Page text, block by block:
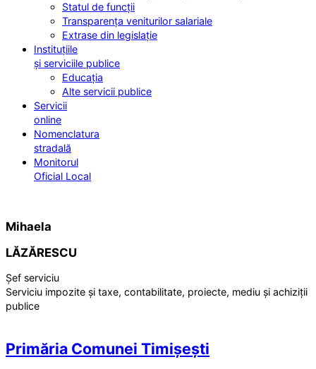
Statul de funcții
Transparența veniturilor salariale
Extrase din legislație
Instituțiile
și serviciile publice
Educația
Alte servicii publice
Servicii
online
Nomenclatura
stradală
Monitorul
Oficial Local
Mihaela
LĂZĂRESCU
Șef serviciu
Serviciu impozite și taxe, contabilitate, proiecte, mediu și achiziții
publice
Primăria Comunei Timișești